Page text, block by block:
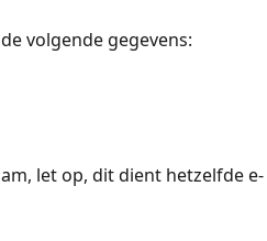
volgende gegevens:
let op, dit dient hetzelfde e-